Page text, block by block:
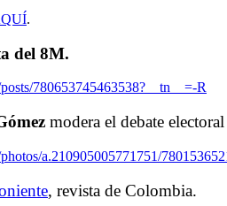
.
del 8M.
780653745463538?__tn__=-R
modera el debate
a.210905005771751/
, revista de Colombia.